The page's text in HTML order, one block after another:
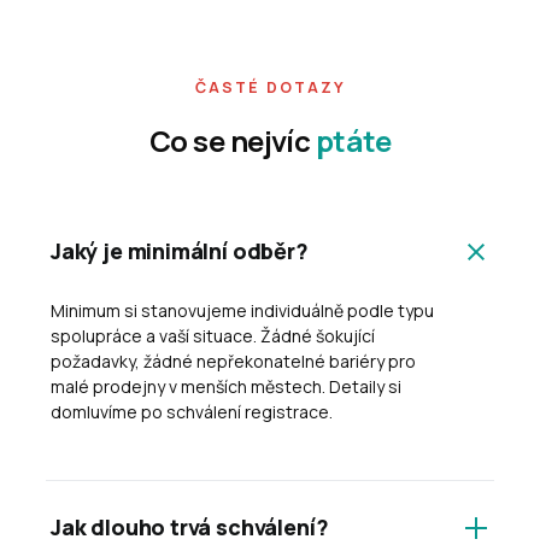
ČASTÉ DOTAZY
Co se nejvíc ptáte
Jaký je minimální odběr?
Minimum si stanovujeme individuálně podle typu
spolupráce a vaší situace. Žádné šokující
požadavky, žádné nepřekonatelné bariéry pro
malé prodejny v menších městech. Detaily si
domluvíme po schválení registrace.
Jak dlouho trvá schválení?